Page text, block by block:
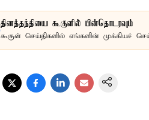
தினத்தந்தியை கூகுளில் பின்தொடரவும்
கூகுள் செய்திகளில் எங்களின் முக்கியச்